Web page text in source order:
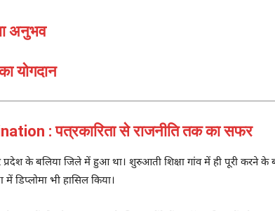
अनुभव
योगदान
: पत्रकारिता से राजनीति तक का सफर
के बलिया जिले में हुआ था। शुरुआती शिक्षा गांव में ही पूरी करने के
में डिप्लोमा भी हासिल किया।